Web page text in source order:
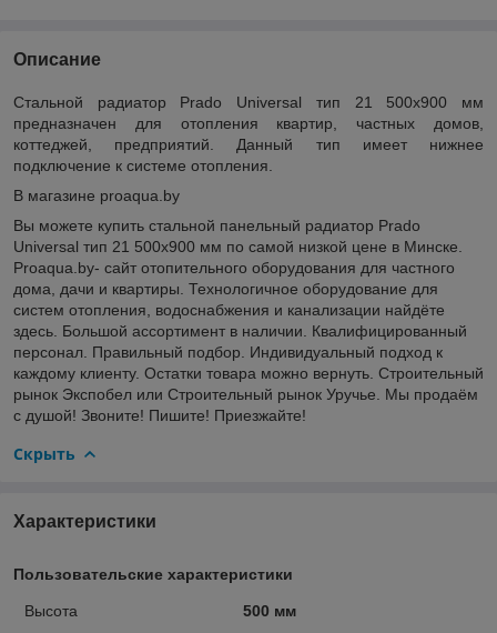
Описание
Стальной радиатор Prado Universal тип 21 500x900 мм
предназначен для отопления квартир, частных домов,
коттеджей, предприятий. Данный тип имеет нижнее
подключение к системе отопления.
В магазине proaqua.by
Вы можете купить стальной панельный радиатор Prado
Universal тип 21 500x900 мм по самой низкой цене в Минске.
Proaqua.by- сайт отопительного оборудования для частного
дома, дачи и квартиры. Технологичное оборудование для
систем отопления, водоснабжения и канализации найдёте
здесь. Большой ассортимент в наличии. Квалифицированный
персонал. Правильный подбор. Индивидуальный подход к
каждому клиенту. Остатки товара можно вернуть. Строительный
рынок Экспобел или Строительный рынок Уручье. Мы продаём
с душой! Звоните! Пишите! Приезжайте!
Скрыть
Характеристики
Пользовательские характеристики
Высота
500 мм